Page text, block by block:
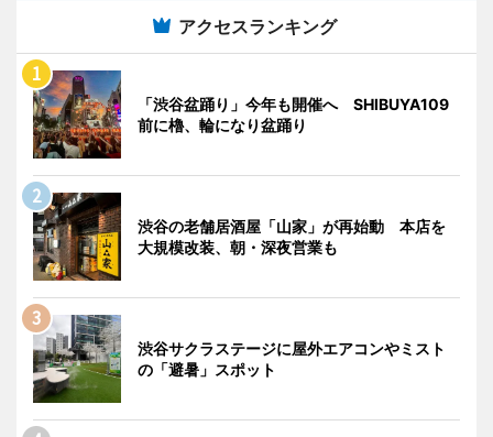
アクセスランキング
「渋谷盆踊り」今年も開催へ SHIBUYA109
前に櫓、輪になり盆踊り
渋谷の老舗居酒屋「山家」が再始動 本店を
大規模改装、朝・深夜営業も
渋谷サクラステージに屋外エアコンやミスト
の「避暑」スポット